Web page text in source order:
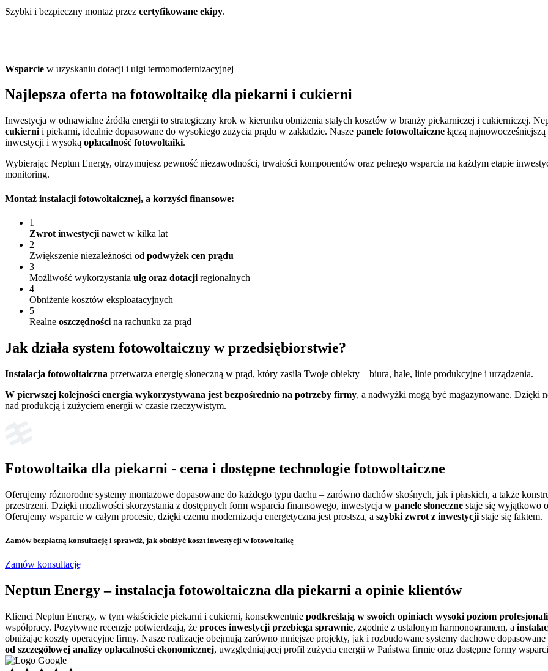
Szybki i bezpieczny montaż przez certyfikowane ekipy.
Wsparcie w uzyskaniu dotacji i ulgi termomodernizacyjnej
Najlepsza oferta na fotowoltaikę dla piekarni i cukierni
Inwestycja w odnawialne źródła energii to strategiczny krok w kierunku obniżenia stałych kosztów w branży piekarniczej i cukierniczej.
cukierni i piekarni, idealnie dopasowane do wysokiego zużycia prądu w zakładzie. Nasze panele fotowoltaiczne łączą
inwestycji i wysoką opłacalność fotowoltaiki.
Wybierając Neptun Energy, otrzymujesz pewność niezawodności, trwałości komponentów oraz pełnego wsparcia na każdym etapie
monitoring.
Montaż instalacji fotowoltaicznej, a korzyści finansowe:
1
Zwrot inwestycji nawet w kilka lat
2
Zwiększenie niezależności od podwyżek cen prądu
3
Możliwość wykorzystania ulg oraz dotacji regionalnych
4
Obniżenie kosztów eksploatacyjnych
5
Realne oszczędności na rachunku za prąd
Jak działa system fotowoltaiczny w przedsiębiorstwie?
Instalacja fotowoltaiczna przetwarza energię słoneczną w prąd, który zasila Twoje obiekty – biura, hale, linie produkcyjne i urządzenia.
W pierwszej kolejności energia wykorzystywana jest bezpośrednio na potrzeby firmy, a nadwyżki mogą być magazynowane. Dzięki
nad produkcją i zużyciem energii w czasie rzeczywistym.
Fotowoltaika dla piekarni - cena i dostępne technologie fotowoltaiczne
Oferujemy różnorodne systemy montażowe dopasowane do każdego typu dachu – zarówno dachów skośnych, jak i płaskich, a także
przestrzeni. Dzięki możliwości skorzystania z dostępnych form wsparcia finansowego, inwestycja w panele słoneczne staje się wyjątkowo
Oferujemy wsparcie w całym procesie, dzięki czemu modernizacja energetyczna jest prostsza, a szybki zwrot z inwestycji staje się faktem.
Zamów bezpłatną konsultację i sprawdź, jak obniżyć koszt inwestycji w fotowoltaikę
Zamów konsultację
Neptun Energy –instalacja fotowoltaiczna dla piekarni a opinie klientów
Klienci Neptun Energy, w tym właściciele piekarni i cukierni, konsekwentnie podkreślają w swoich opiniach wysoki poziom
współpracy. Pozytywne recenzje potwierdzają, że proces inwestycji przebiega sprawnie, zgodnie z ustalonym harmonogramem, a
obniżając koszty operacyjne firmy. Nasze realizacje obejmują zarówno mniejsze projekty, jak i rozbudowane systemy dachowe
od szczegółowej analizy opłacalności ekonomicznej, uwzględniającej profil zużycia energii w Państwa firmie oraz dostępne formy